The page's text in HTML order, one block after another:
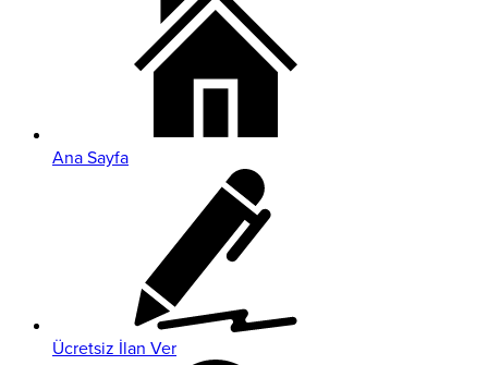
Ana Sayfa
Ücretsiz İlan Ver